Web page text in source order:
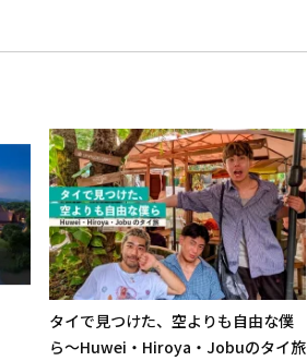
タイで見つけた、空よりも自由な僕
ら～Huwei・Hiroya・Jobuのタイ旅